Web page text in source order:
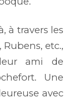
à travers les
etc.,
ami de
Une
avec